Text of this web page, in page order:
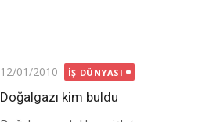
Posted
on
12/01/2010 İŞ DÜNYASI
Doğalgazı kim buldu